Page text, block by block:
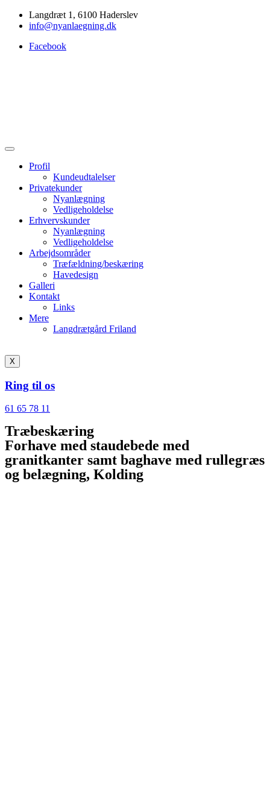
Langdræt 1, 6100 Haderslev
info@nyanlaegning.dk
Facebook
Profil
Kundeudtalelser
Privatekunder
Nyanlægning
Vedligeholdelse
Erhvervskunder
Nyanlægning
Vedligeholdelse
Arbejdsområder
Træfældning/beskæring
Havedesign
Galleri
Kontakt
Links
Mere
Langdrætgård Friland
X
Ring til os
61 65 78 11
Træbeskæring
Forhave med staudebede med
granitkanter samt baghave med rullegræs
og belægning, Kolding​